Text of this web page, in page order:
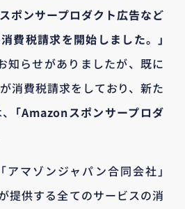
ポンサープロダクト広告など
費税請求を開始しました。｣
知らせがありましたが、既に
消費税請求をしており、新た
｢Amazonスポンサープロダ
マゾンジャパン合同会社｣
供する全てのサービスの消